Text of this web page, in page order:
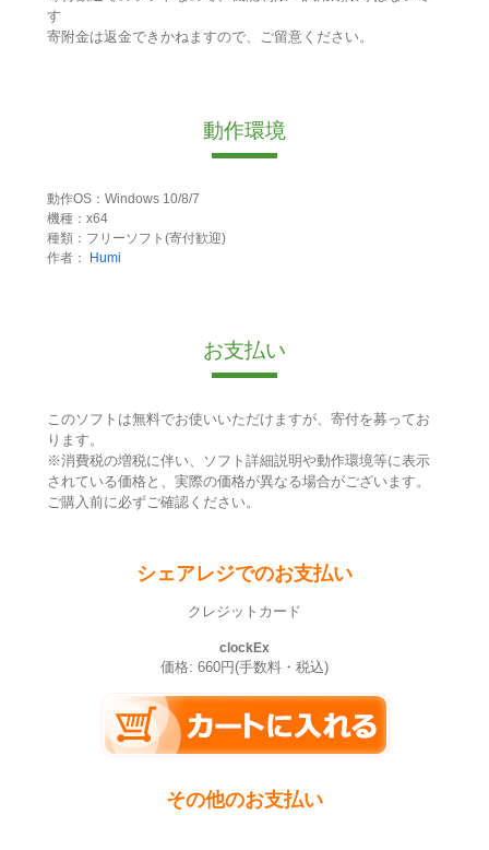
す
寄附金は返金できかねますので、ご留意ください。
動作環境
動作OS：Windows 10/8/7
機種：x64
種類：フリーソフト(寄付歓迎)
作者：
Humi
お支払い
このソフトは無料でお使いいただけますが、寄付を募ってお
ります。
※消費税の増税に伴い、ソフト詳細説明や動作環境等に表示
されている価格と、実際の価格が異なる場合がございます。
ご購入前に必ずご確認ください。
シェアレジでのお支払い
クレジットカード
clockEx
価格: 660円(手数料・税込)
その他のお支払い